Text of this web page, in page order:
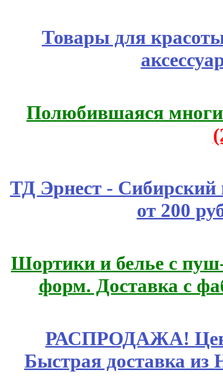
Товары для
Полюбившаяся
ТД Эрнест - Сибирский
от 200
Шортики и белье с
форм. Доставка с
РАСПРОДАЖА!
Быстрая доставка из